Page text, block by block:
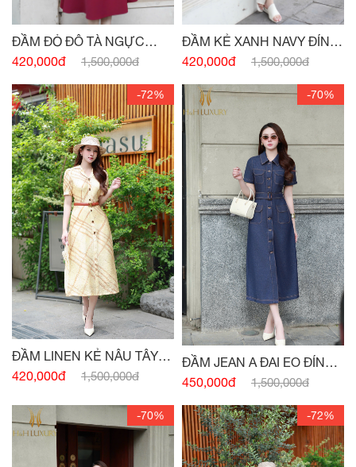
ĐẦM ĐỎ ĐÔ TÀ NGỰC
ĐÍNH CHARM
420,000đ 1,500,000đ
ĐẦM KẺ XANH NAVY ĐÍNH
CÚC
420,000đ 1,500,000đ
-72%
ĐẦM LINEN KẺ NÂU TÂY
CỔ VEST
420,000đ 1,500,000đ
-70%
ĐẦM JEAN A ĐAI EO ĐÍNH
CÚC
450,000đ 1,500,000đ
-70% -72%